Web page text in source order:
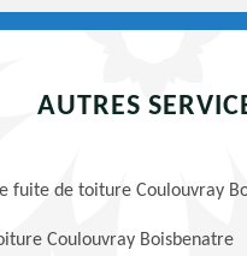
AUTRES
fuite de toiture Coulouvray
Coulouvray Boisbenatre